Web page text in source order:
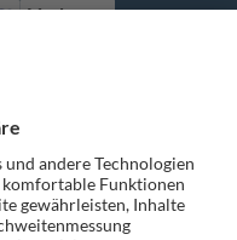
Vorkasse
Media